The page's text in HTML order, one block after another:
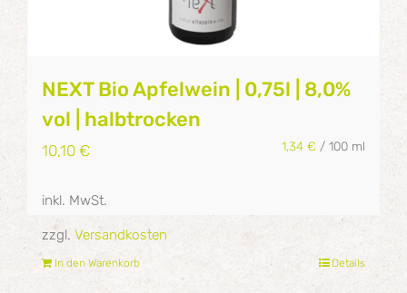
NEXT Bio Apfelwein | 0,75l | 8,0%
vol | halbtrocken
10,10 € 1,34€ /100 ml
inkl. MwSt.
zzgl. Versandkosten
In den Warenkorb Details